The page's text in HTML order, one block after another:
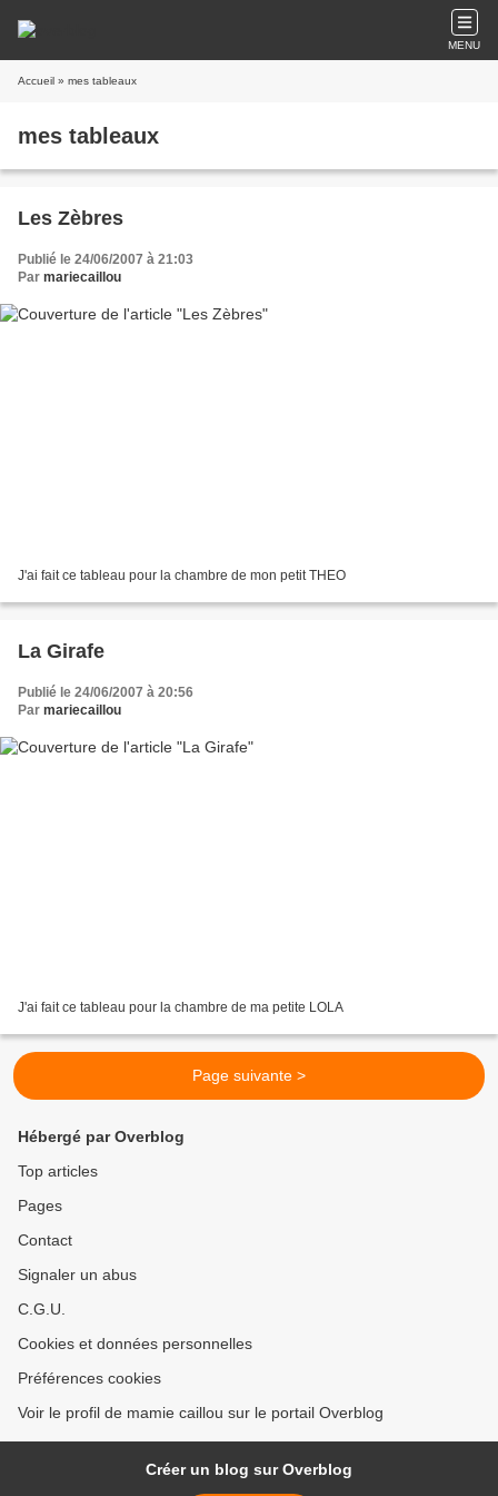
MENU
Accueil » mes tableaux
mes tableaux
Les Zèbres
Publié le 24/06/2007 à 21:03
Par mariecaillou
J'ai fait ce tableau pour la chambre de mon petit THEO
La Girafe
Publié le 24/06/2007 à 20:56
Par mariecaillou
J'ai fait ce tableau pour la chambre de ma petite LOLA
Page suivante >
Hébergé par Overblog
Top articles
Pages
Contact
Signaler un abus
C.G.U.
Cookies et données personnelles
Préférences cookies
Voir le profil de mamie caillou sur le portail Overblog
Créer un blog sur Overblog